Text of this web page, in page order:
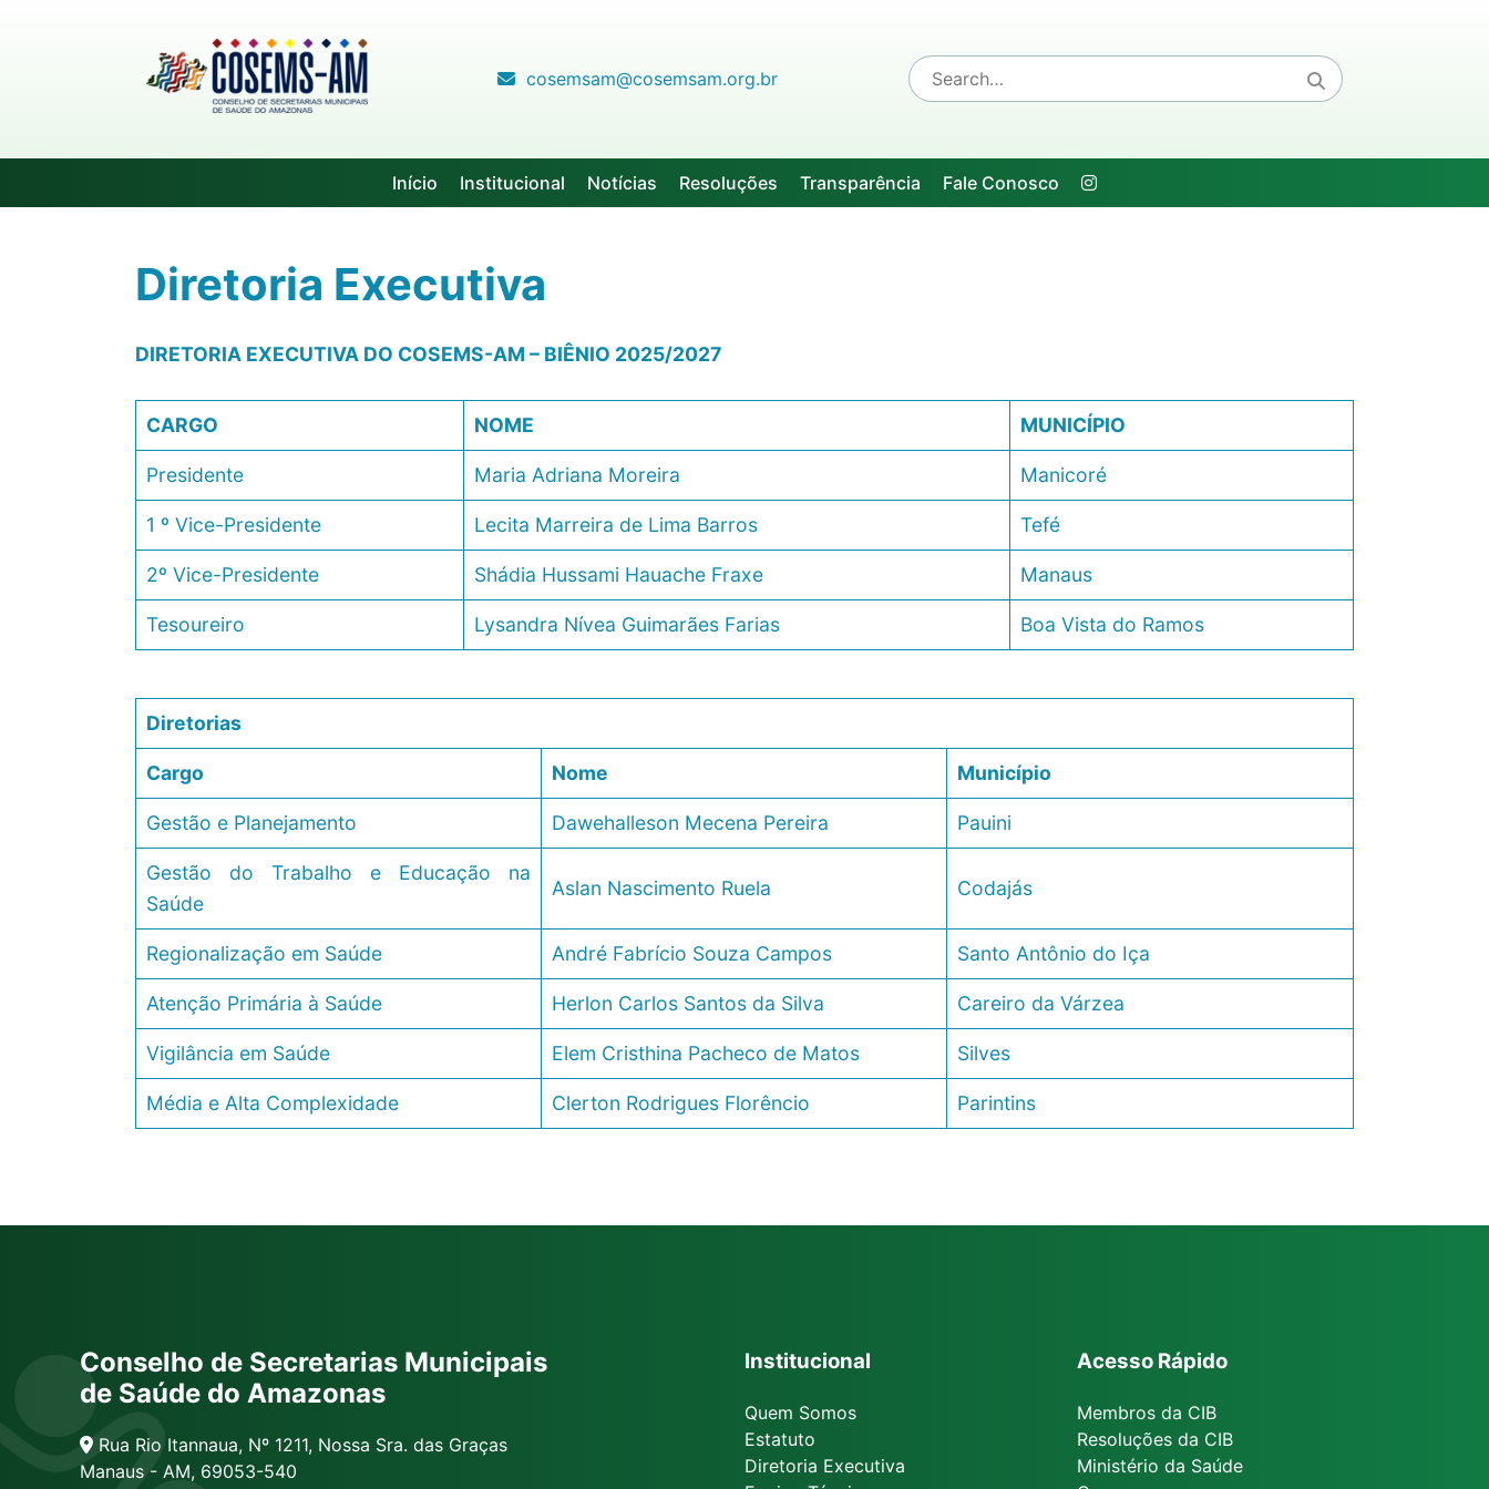
cosemsam@cosemsam.org.br
Início Institucional Notícias Resoluções Transparência Fale Conosco
Diretoria Executiva
DIRETORIA EXECUTIVA DO COSEMS-AM – BIÊNIO 2025/2027
CARGO NOME MUNICÍPIO
Presidente Maria Adriana Moreira Manicoré
1 º Vice-Presidente Lecita Marreira de Lima Barros Tefé
2º Vice-Presidente Shádia Hussami Hauache Fraxe Manaus
Tesoureiro Lysandra Nívea Guimarães Farias Boa Vista do Ramos
Diretorias
Cargo Nome Município
Gestão e Planejamento Dawehalleson Mecena Pereira Pauini
Gestão do Trabalho e Educação na
Saúde
Aslan Nascimento Ruela Codajás
Regionalização em Saúde André Fabrício Souza Campos Santo Antônio do Iça
Atenção Primária à Saúde Herlon Carlos Santos da Silva Careiro da Várzea
Vigilância em Saúde Elem Cristhina Pacheco de Matos Silves
Média e Alta Complexidade Clerton Rodrigues Florêncio Parintins
Conselho de Secretarias Municipais
de Saúde do Amazonas
Rua Rio Itannaua, Nº 1211, Nossa Sra. das Graças
Manaus - AM, 69053-540
Institucional
Quem Somos
Estatuto
Diretoria Executiva
Acesso Rápido
Membros da CIB
Resoluções da CIB
Ministério da Saúde